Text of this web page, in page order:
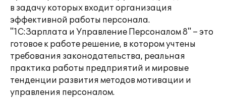
в задачу которых входит организация
эффективной работы персонала.
"1С:Зарплата и Управление Персоналом 8" – это
готовое к работе решение, в котором учтены
требования законодательства, реальная
практика работы предприятий и мировые
тенденции развития методов мотивации и
управления персоналом.